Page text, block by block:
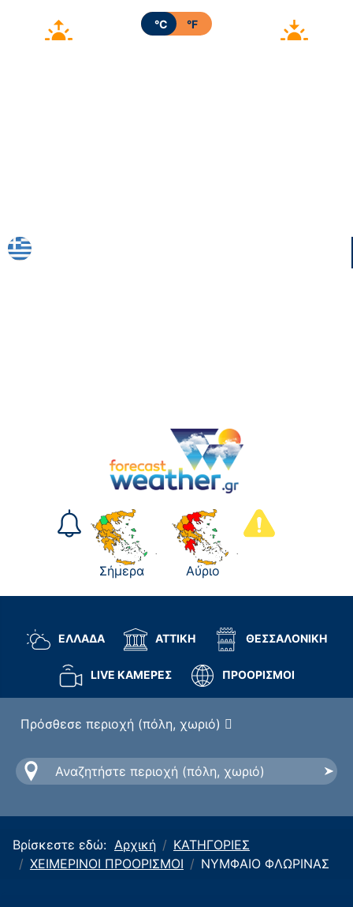
°C °F
Σήμερα Αύριο
ΕΛΛΑΔΑ ΑΤΤΙΚΗ ΘΕΣΣΑΛΟΝΙΚΗ
LIVE ΚΑΜΕΡΕΣ ΠΡΟΟΡΙΣΜΟΙ
Πρόσθεσε περιοχή (πόλη, χωριό)
Βρίσκεστε εδώ: Αρχική
ΚΑΤΗΓΟΡΙΕΣ
ΧΕΙΜΕΡΙΝΟΙ ΠΡΟΟΡΙΣΜΟΙ
ΝΥΜΦΑΙΟ ΦΛΩΡΙΝΑΣ